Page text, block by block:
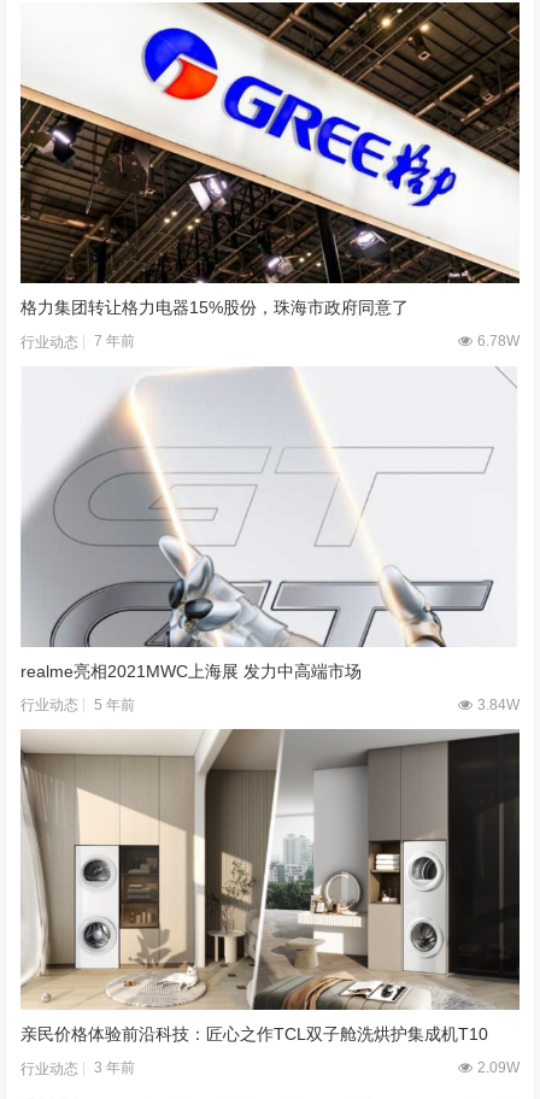
格力集团转让格力电器15%股份，珠海市政府同意了
行业动态 7 年前 6.78W
realme亮相2021MWC上海展 发力中高端市场
行业动态 5 年前 3.84W
亲民价格体验前沿科技：匠心之作TCL双子舱洗烘护集成机T10
行业动态 3 年前 2.09W